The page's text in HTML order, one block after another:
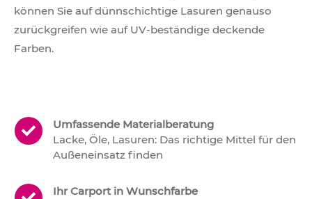
können Sie auf dünnschichtige Lasuren genauso
zurückgreifen wie auf UV-beständige deckende
Farben.
Umfassende Materialberatung
Lacke, Öle, Lasuren: Das richtige Mittel für den
Außeneinsatz finden
Ihr Carport in Wunschfarbe